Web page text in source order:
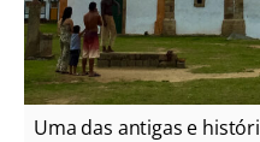
Uma das antigas e